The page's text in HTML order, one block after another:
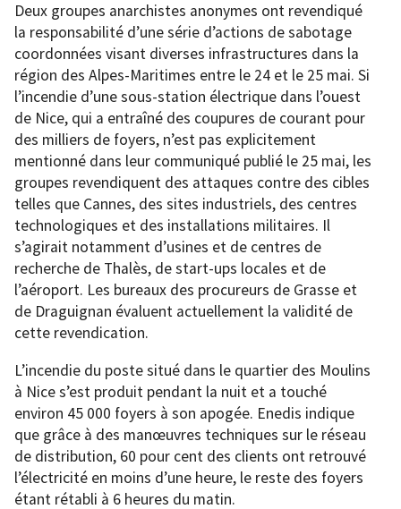
Deux groupes anarchistes anonymes ont revendiqué
la responsabilité d’une série d’actions de sabotage
coordonnées visant diverses infrastructures dans la
région des Alpes-Maritimes entre le 24 et le 25 mai. Si
l’incendie d’une sous-station électrique dans l’ouest
de Nice, qui a entraîné des coupures de courant pour
des milliers de foyers, n’est pas explicitement
mentionné dans leur communiqué publié le 25 mai, les
groupes revendiquent des attaques contre des cibles
telles que Cannes, des sites industriels, des centres
technologiques et des installations militaires. Il
s’agirait notamment d’usines et de centres de
recherche de Thalès, de start-ups locales et de
l’aéroport. Les bureaux des procureurs de Grasse et
de Draguignan évaluent actuellement la validité de
cette revendication.
L’incendie du poste situé dans le quartier des Moulins
à Nice s’est produit pendant la nuit et a touché
environ 45 000 foyers à son apogée. Enedis indique
que grâce à des manœuvres techniques sur le réseau
de distribution, 60 pour cent des clients ont retrouvé
l’électricité en moins d’une heure, le reste des foyers
étant rétabli à 6 heures du matin.